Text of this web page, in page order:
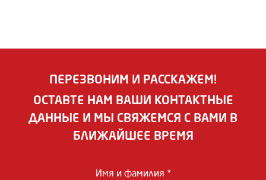
ПЕРЕЗВОНИМ И РАССКАЖЕМ!
ОСТАВТЕ НАМ ВАШИ КОНТАКТНЫЕ
ДАННЫЕ И МЫ СВЯЖЕМСЯ С ВАМИ В
БЛИЖАЙШЕЕ ВРЕМЯ
Имя и фамилия *